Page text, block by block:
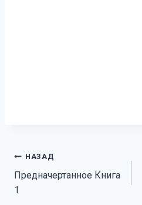
Навигация
по
НАЗАД
Предначертанное Книга
1